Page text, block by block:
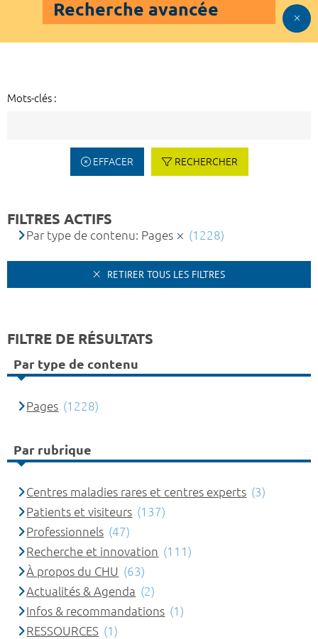
Recherche avancée
Mots-clés :
EFFACER RECHERCHER
FILTRES ACTIFS
Par type de contenu: Pages (1228)
RETIRER TOUS LES FILTRES
FILTRE DE RÉSULTATS
Par type de contenu
Pages (1228)
Par rubrique
Centres maladies rares et centres experts (3)
Patients et visiteurs (137)
Professionnels (47)
Recherche et innovation (111)
À propos du CHU (63)
Actualités & Agenda (2)
Infos & recommandations (1)
RESSOURCES (1)